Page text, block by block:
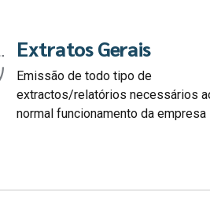
Extratos Gerais
Emissão de todo tipo de
extractos/relatórios necessários
normal funcionamento da empresa